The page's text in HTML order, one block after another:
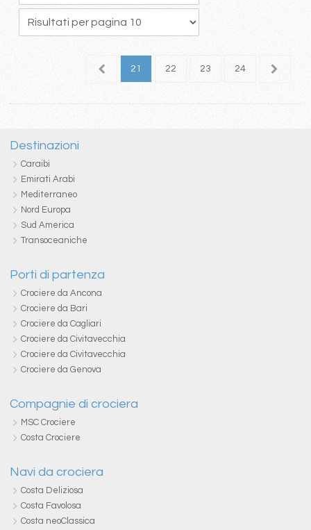
20 21 22 23 24 25
Destinazioni
Caraibi
Emirati Arabi
Mediterraneo
Nord Europa
Sud America
Transoceaniche
Porti di partenza
Crociere da Ancona
Crociere da Bari
Crociere da Cagliari
Crociere da Civitavecchia
Crociere da Civitavecchia
Crociere da Genova
Compagnie di crociera
MSC Crociere
Costa Crociere
Navi da crociera
Costa Deliziosa
Costa Favolosa
Costa neoClassica